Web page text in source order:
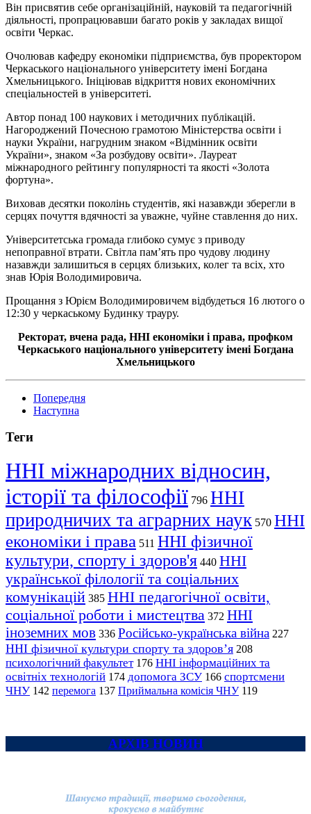
Він присвятив себе організаційній, науковій та педагогічній
діяльності, пропрацювавши багато років у закладах вищої
освіти Черкас.
Очолював кафедру економіки підприємства, був проректором
Черкаського національного університету імені Богдана
Хмельницького. Ініціював відкриття нових економічних
спеціальностей в університеті.
Автор понад 100 наукових і методичних публікацій.
Нагороджений Почесною грамотою Міністерства освіти і
науки України, нагрудним знаком «Відмінник освіти
України», знаком «За розбудову освіти». Лауреат
міжнародного рейтингу популярності та якості «Золота
фортуна».
Виховав десятки поколінь студентів, які назавжди зберегли в
серцях почуття вдячності за уважне, чуйне ставлення до них.
Університетська громада глибоко сумує з приводу
непоправної втрати. Світла пам’ять про чудову людину
назавжди залишиться в серцях близьких, колег та всіх, хто
знав Юрія Володимировича.
Прощання з Юрієм Володимировичем відбудеться 16 лютого о
12:30 у черкаському Будинку трауру.
Ректорат, вчена рада, ННІ економіки і права, профком
Черкаського національного університету імені Богдана
Хмельницького
Попередня
Наступна
Теги
ННІ міжнародних відносин,
історії та філософії 796 ННІ
природничих та аграрних наук 570 ННІ
економіки і права 511 ННІ фізичної
культури, спорту і здоров'я 440 ННІ
української філології та соціальних
комунікацій 385 ННІ педагогічної освіти,
соціальної роботи і мистецтва 372 ННІ
іноземних мов 336 Російсько-українська війна 227
ННІ фізичної культури спорту та здоров’я 208
психологічний факультет 176 ННІ інформаційних та
освітніх технологій 174 допомога ЗСУ 166 спортсмени
ЧНУ 142 перемога 137 Приймальна комісія ЧНУ 119
АРХІВ НОВИН